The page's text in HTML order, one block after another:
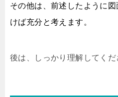
その他は、前述したように
けば充分と考えます。
後は、しっかり理解してくだ